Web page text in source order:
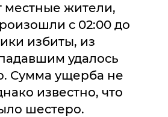
местные жители,
с 02:00 до
избиты, из
удалось
Сумма ущерба не
известно, что
шестеро.